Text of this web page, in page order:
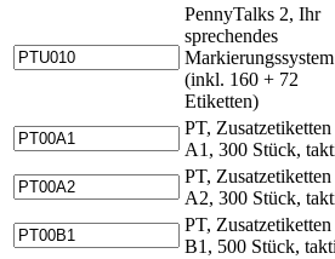
PennyTalks 2, Ihr
sprechendes
Markierungssystem
(inkl. 160 + 72
Etiketten)
PT, Zusatzetiketten
A1, 300 Stück,
PT, Zusatzetiketten
A2, 300 Stück,
PT, Zusatzetiketten
B1, 500 Stück,